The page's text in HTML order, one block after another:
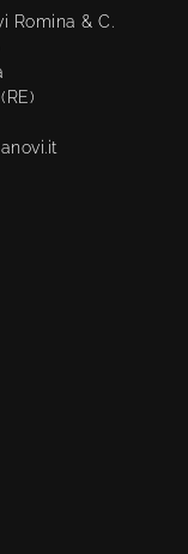
Romina & C.